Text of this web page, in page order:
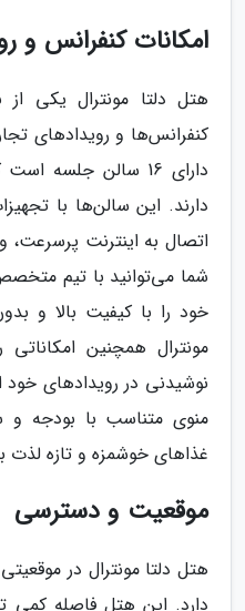
امکانات کنفرانس و
هتل دلتا مونترال یکی از
کنفرانس‌ها و رویدادهای
دارند. این سالن‌ها با
اتصال به اینترنت
شما می‌توانید با تیم
خود را با کیفیت بالا و
مونترال همچنین
نوشیدنی در رویدادهای خود
منوی متناسب با بودجه و
غذاهای خوشمزه و تازه لذت
موقعیت و دسترسی
هتل دلتا مونترال در
دارد. این هتل فاصله کمی